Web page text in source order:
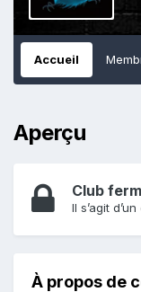
Accueil
Aperçu
Club
Il s’agit
À propos de